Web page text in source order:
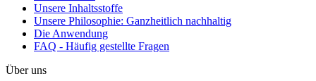
Unsere Inhaltsstoffe
Unsere Philosophie: Ganzheitlich nachhaltig
Die Anwendung
FAQ - Häufig gestellte Fragen
Über uns